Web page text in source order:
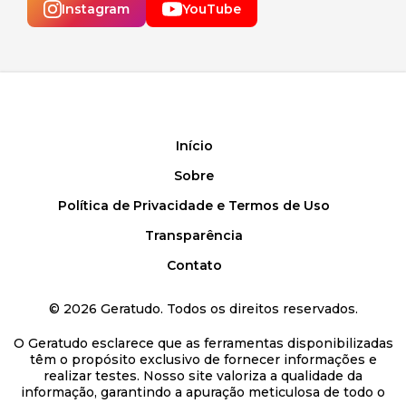
Instagram YouTube
Início
Sobre
Política de Privacidade e Termos de Uso
Transparência
Contato
© 2026 Geratudo. Todos os direitos reservados.
O Geratudo esclarece que as ferramentas disponibilizadas
têm o propósito exclusivo de fornecer informações e
realizar testes. Nosso site valoriza a qualidade da
informação, garantindo a apuração meticulosa de todo o